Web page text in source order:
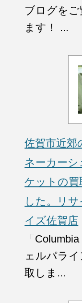
ブログを
ます！ ...
佐賀市近郊
ネーカー
ケットの買
した。リ
イズ佐賀店
「
ェルパラ
取しま...